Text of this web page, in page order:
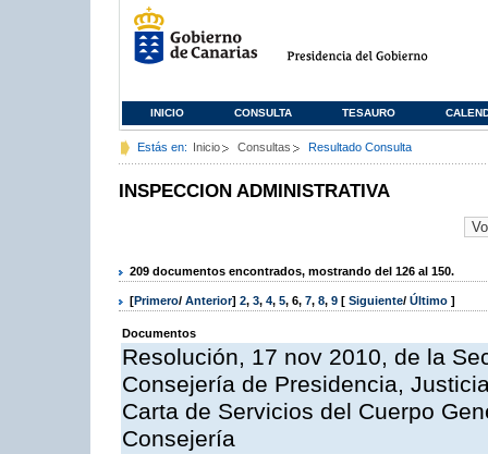
INICIO CONSULTA TESAURO
Estás en: Inicio Consultas Resultado Consulta
INSPECCION ADMINISTRATIVA
209 documentos encontrados, mostrando del 126 al 150.
[Primero/ Anterior] 2, 3, 4, 5, 6, 7, 8, 9 [ Siguiente/ Último ]
Documentos
Resolución, 17 nov 2010, de la
Consejería de Presidencia,
Carta de Servicios del Cuerpo
Consejería